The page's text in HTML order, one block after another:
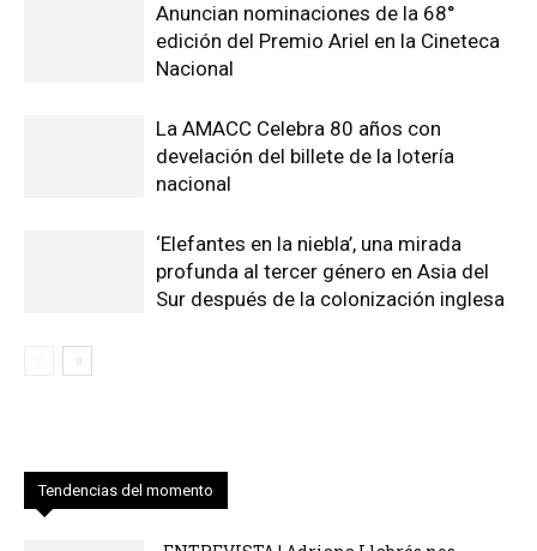
Anuncian nominaciones de la 68°
edición del Premio Ariel en la Cineteca
Nacional
La AMACC Celebra 80 años con
develación del billete de la lotería
nacional
‘Elefantes en la niebla’, una mirada
profunda al tercer género en Asia del
Sur después de la colonización inglesa
Tendencias del momento